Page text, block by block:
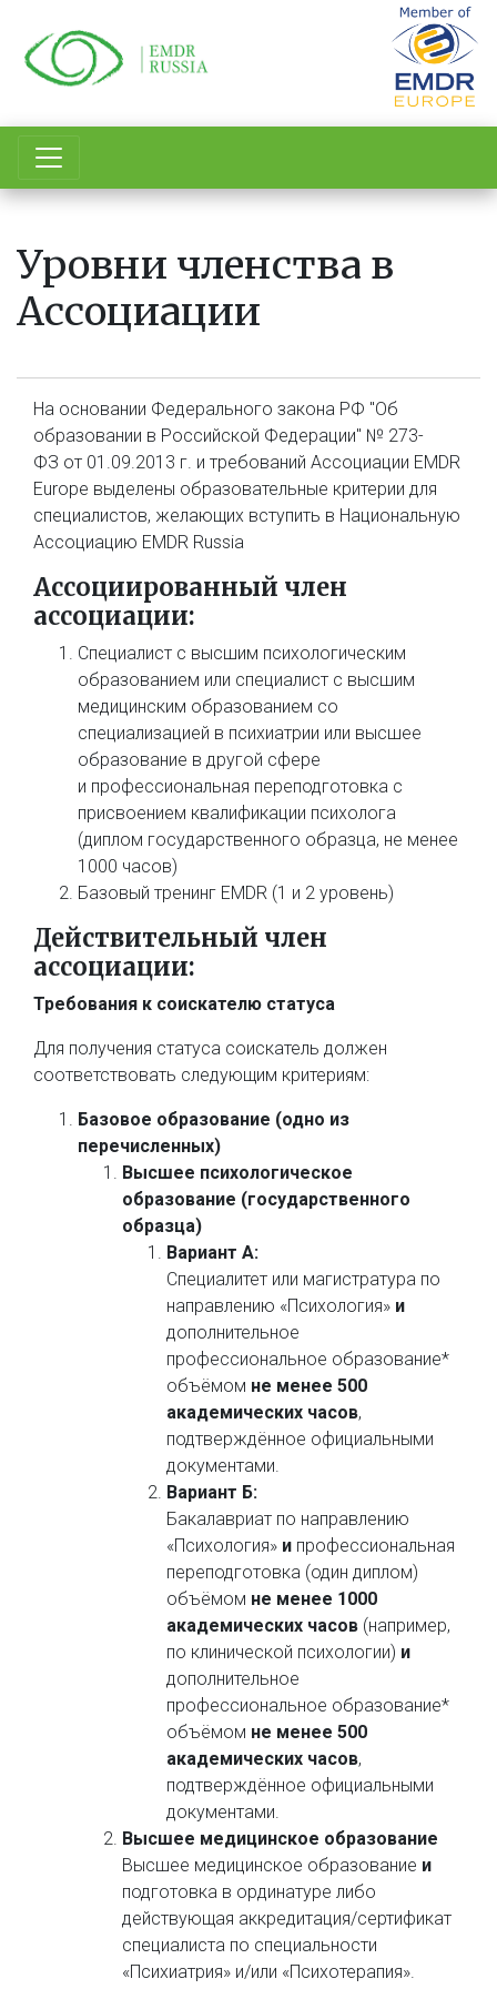
основному
содержанию
Уровни членства в
Ассоциации
На основании Федерального закона РФ "Об
образовании в Российской Федерации" № 273-
ФЗ от 01.09.2013 г. и требований Ассоциации EMDR
Europe выделены образовательные критерии для
специалистов, желающих вступить в Национальную
Ассоциацию EMDR Russia
Ассоциированный член
ассоциации:
Специалист с высшим психологическим
образованием или специалист с высшим
медицинским образованием со
специализацией в психиатрии или высшее
образование в другой сфере
и профессиональная переподготовка с
присвоением квалификации психолога
(диплом государственного образца, не менее
1000 часов)
Базовый тренинг EMDR (1 и 2 уровень)
Действительный член
ассоциации:
Требования к соискателю статуса
Для получения статуса соискатель должен
соответствовать следующим критериям:
Базовое образование (одно из
перечисленных)
Высшее психологическое
образование (государственного
образца)
Вариант А:
Специалитет или магистратура по
направлению «Психология» и
дополнительное
профессиональное образование*
объёмом не менее 500
академических часов,
подтверждённое официальными
документами.
Вариант Б:
Бакалавриат по направлению
«Психология» и профессиональная
переподготовка (один диплом)
объёмом не менее 1000
академических часов (например,
по клинической психологии) и
дополнительное
профессиональное образование*
объёмом не менее 500
академических часов,
подтверждённое официальными
документами.
Высшее медицинское образование
Высшее медицинское образование и
подготовка в ординатуре либо
действующая аккредитация/сертификат
специалиста по специальности
«Психиатрия» и/или «Психотерапия».